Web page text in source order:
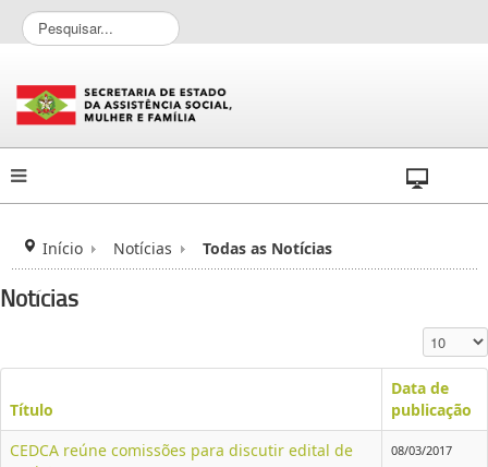
P
e
q
u
i
s
a
Início Notícias Todas as Notícias
Notícias
Exibir #
Título
Data de
publicação
CEDCA reúne comissões para discutir edital de
08/03/2017